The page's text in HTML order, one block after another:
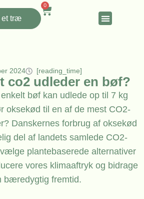
et træ
0
2024 [reading_time]
co2 udleder en bøf?
bøf kan udlede op til 7 kg
oksekød til en af de mest CO2-
Danskernes forbrug af oksekød
del af landets samlede CO2-
plantebaserede alternativer
vores klimaaftryk og bidrage
bæredygtig fremtid.